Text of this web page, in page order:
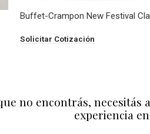
Buffet-Crampon New Festival
Solicitar Cotización
no encontrás,
experiencia